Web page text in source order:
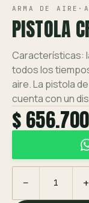
ARMA DE AIRE ·
PISTOLA
Características:
todos los
aire. La pistola
cuenta con un
$ 656.700
− +